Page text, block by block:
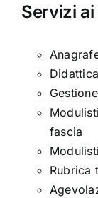
Servizi
fascia
Rubrica